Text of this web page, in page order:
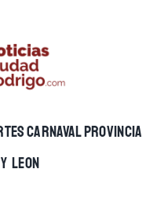
CARNAVALPROVINCIA
LEON